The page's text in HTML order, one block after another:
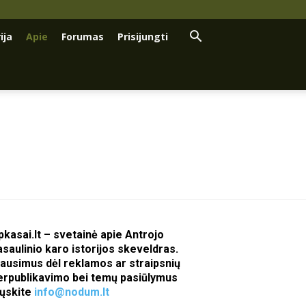
Apie Forumas Prisijungti
– svetainė apie Antrojo
karo istorijos skeveldras.
dėl reklamos ar straipsnių
bei temų pasiūlymus
info@nodum.lt